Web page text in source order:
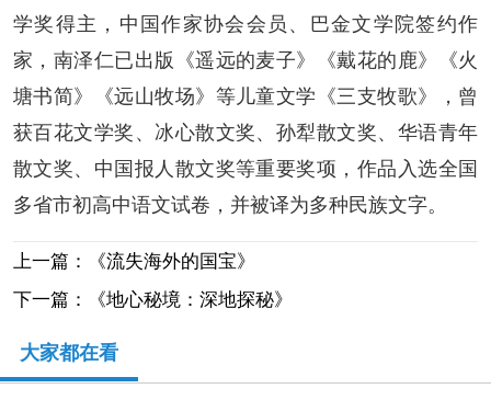
学奖得主，中国作家协会会员、巴金文学院签约作
家，南泽仁已出版《遥远的麦子》《戴花的鹿》《火
塘书简》《远山牧场》等儿童文学《三支牧歌》，曾
获百花文学奖、冰心散文奖、孙犁散文奖、华语青年
散文奖、中国报人散文奖等重要奖项，作品入选全国
多省市初高中语文试卷，并被译为多种民族文字。
上一篇：《流失海外的国宝》
下一篇：《地心秘境：深地探秘》
大家都在看